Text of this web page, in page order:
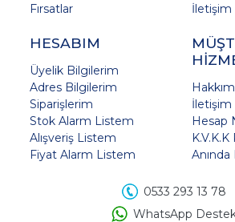
Fırsatlar İletişim
HESABIM
Üyelik Bilgilerim
Adres Bilgilerim
Siparişlerim
Stok Alarm Listem
Alışveriş Listem
Fiyat Alarm Listem
İletişim
Hesap
K.V.K.K
0533 293 13 78
WhatsApp